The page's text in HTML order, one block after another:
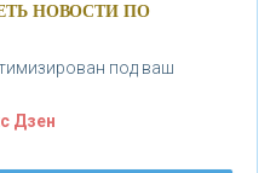
впервые за 19 лет -
НОВОСТИ ПО
под ваш
Дзен